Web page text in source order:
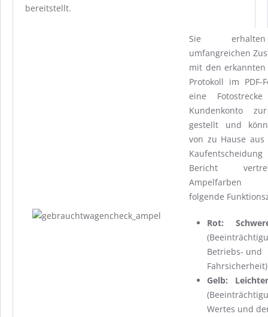
bereitstellt.
Sie
umfangreichen
mit den
Protokoll im PDF-
eine
Kundenkonto
gestellt und
von zu Hause
Bericht
Ampelfarben
folgende
Rot:
Betriebs- und
Fahrsicherheit)
Gelb:
Wertes und